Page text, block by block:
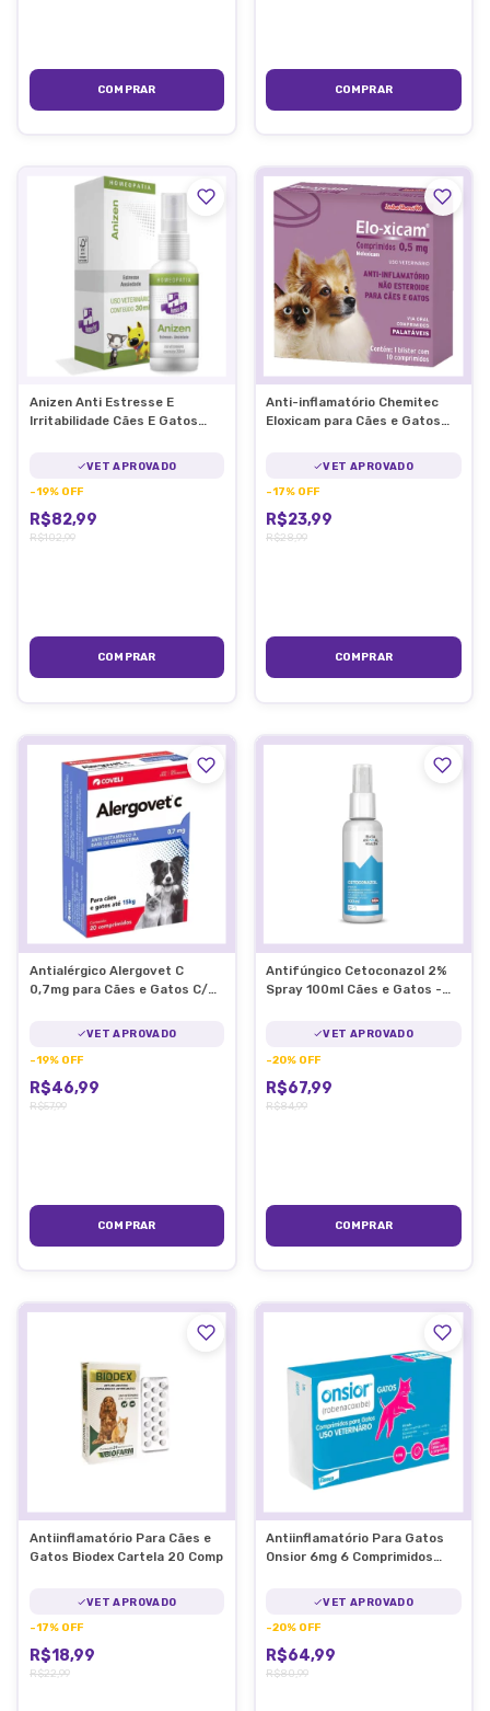
Anizen Anti Estresse E
Irritabilidade Cães E Gatos
VET APROVADO
-19% OFF
R$82,99
R$102,99
Anti-inflamatório Chemitec
Eloxicam para Cães e Gatos
VET APROVADO
-17% OFF
R$23,99
R$28,99
Antialérgico Alergovet C
0,7mg para Cães e Gatos C/
VET APROVADO
-19% OFF
R$46,99
R$57,99
Antifúngico Cetoconazol 2%
Spray 100ml Cães e Gatos -
VET APROVADO
-20% OFF
R$67,99
R$84,99
Antiinflamatório Para Cães e
Gatos Biodex Cartela 20 Comp
VET APROVADO
-17% OFF
R$18,99
R$22,99
Antiinflamatório Para Gatos
Onsior 6mg 6 Comprimidos
VET APROVADO
-20% OFF
R$64,99
R$80,99